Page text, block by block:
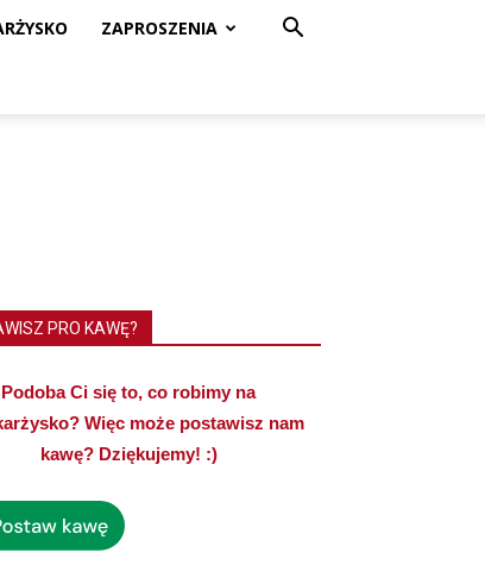
ZAPROSZENIA
PRO KAWĘ?
Podoba Ci się to, co robimy na
Więc może postawisz nam
kawę? Dziękujemy! :)